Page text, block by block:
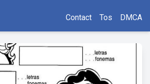
Contact Tos DMCA